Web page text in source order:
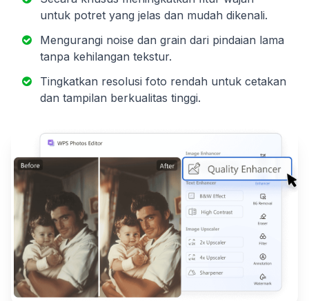
untuk potret yang jelas dan mudah dikenali.
Mengurangi noise dan grain dari pindaian lama
tanpa kehilangan tekstur.
Tingkatkan resolusi foto rendah untuk cetakan
dan tampilan berkualitas tinggi.